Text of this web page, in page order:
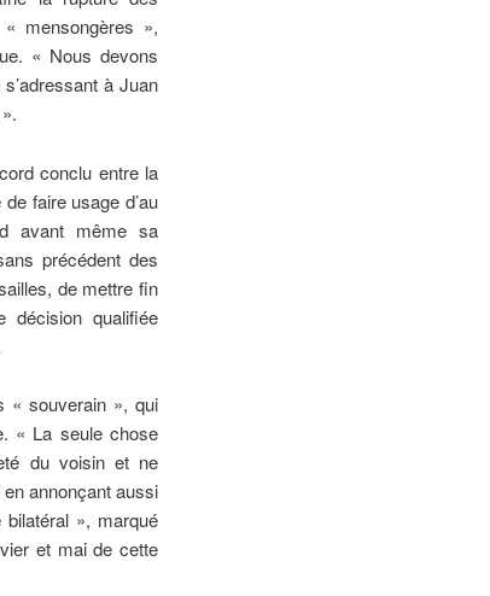
mensongères »,
« Nous devons
à Juan
conclu entre la
faire usage d’au
avant même sa
précédent des
de mettre fin
décision qualifiée
« souverain », qui
« La seule chose
du voisin et ne
annonçant aussi
», marqué
et mai de cette